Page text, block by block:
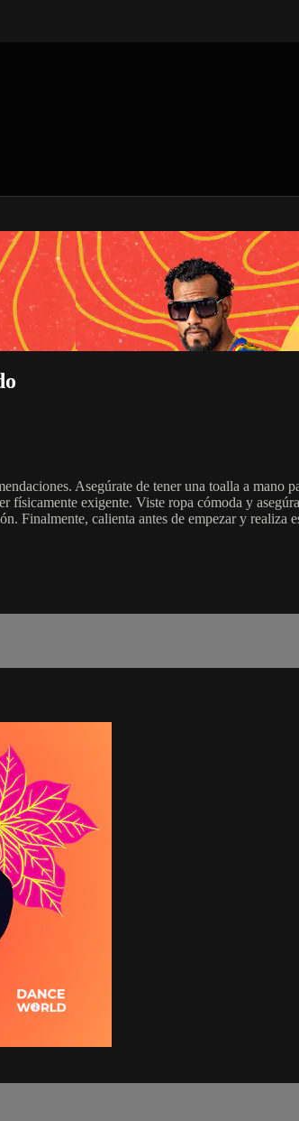
Asegúrate de tener una toalla a mano
exigente. Viste ropa cómoda y
Finalmente, calienta antes de empezar y